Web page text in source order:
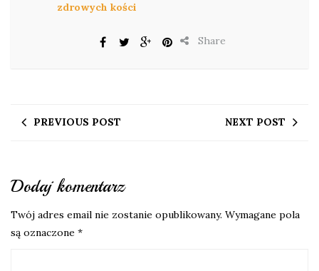
zdrowych kości
Share
PREVIOUS POST NEXT POST
Dodaj komentarz
Twój adres email nie zostanie opublikowany. Wymagane pola
są oznaczone *